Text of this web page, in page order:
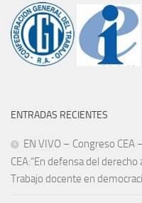
ENTRADAS RECIENTES
EN VIVO – Congreso CEA
CEA:“En defensa del
Trabajo docente en